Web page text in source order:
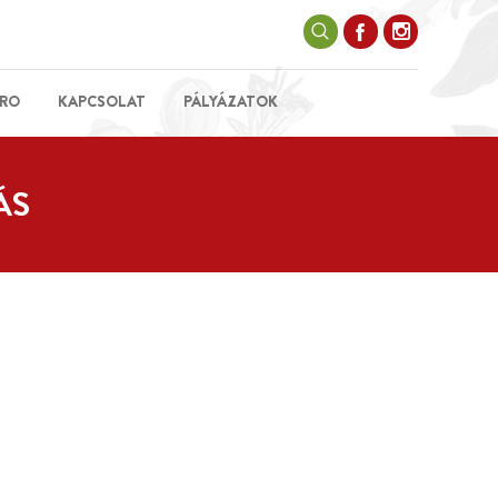
KAPCSOLAT PÁLYÁZATOK